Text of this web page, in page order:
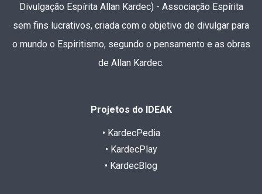
Divulgação Espírita Allan Kardec) - Associação Espírita
sem fins lucrativos, criada com o objetivo de divulgar para
o mundo o Espiritismo, segundo o pensamento e as obras
de Allan Kardec.
Projetos do IDEAK
• KardecPedia
• KardecPlay
• KardecBlog